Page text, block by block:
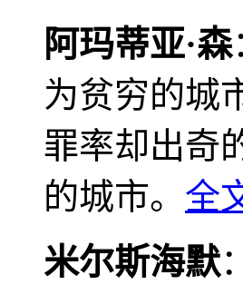
阿玛蒂亚·森
为贫穷的城
罪率却出奇
的城市。 全
米尔斯海默